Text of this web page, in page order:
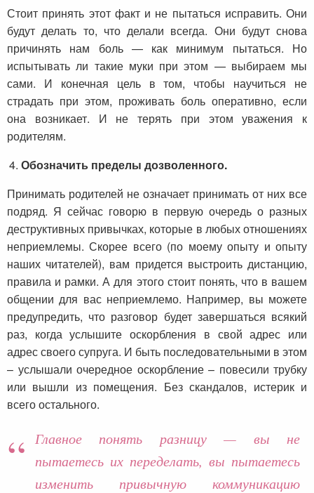
Стоит принять этот факт и не пытаться исправить. Они
будут делать то, что делали всегда. Они будут снова
причинять нам боль — как минимум пытаться. Но
испытывать ли такие муки при этом — выбираем мы
сами. И конечная цель в том, чтобы научиться не
страдать при этом, проживать боль оперативно, если
она возникает. И не терять при этом уважения к
родителям.
Обозначить пределы дозволенного.
Принимать родителей не означает принимать от них все
подряд. Я сейчас говорю в первую очередь о разных
деструктивных привычках, которые в любых отношениях
неприемлемы. Скорее всего (по моему опыту и опыту
наших читателей), вам придется выстроить дистанцию,
правила и рамки. А для этого стоит понять, что в вашем
общении для вас неприемлемо. Например, вы можете
предупредить, что разговор будет завершаться всякий
раз, когда услышите оскорбления в свой адрес или
адрес своего супруга. И быть последовательными в этом
– услышали очередное оскорбление – повесили трубку
или вышли из помещения. Без скандалов, истерик и
всего остального.
Главное понять разницу — вы не
пытаетесь их переделать, вы пытаетесь
изменить привычную коммуникацию